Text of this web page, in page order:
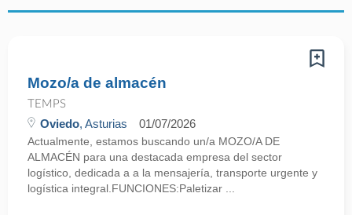
Mozo/a de almacén
TEMPS
Oviedo, Asturias 01/07/2026
Actualmente, estamos buscando un/a MOZO/A DE
ALMACÉN para una destacada empresa del sector
logístico, dedicada a a la mensajería, transporte urgente y
logística integral.FUNCIONES:Paletizar ...